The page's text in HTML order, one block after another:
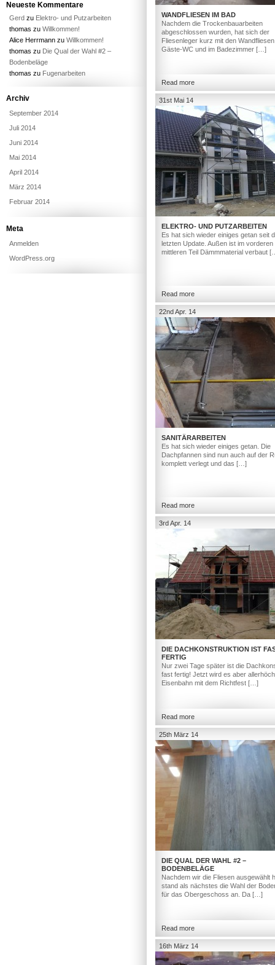
WANDFLIESEN IM BAD
Nachdem die Trockenbauarbeiten
abgeschlossen wurden, hat sich der
Fliesenleger kurz mit den
Gäste-WC und im Badezimmer […]
Read more
31st Mai 14
ELEKTRO- UND PUTZARBEITEN
Es hat sich wieder einiges getan seit
letzten Update. Außen ist im vorderen
mittleren Teil Dämmmaterial verbaut
Read more
22nd Apr. 14
SANITÄRARBEITEN
Es hat sich wieder einiges getan. Die
Dachpfannen sind nun auch auf der
komplett verlegt und das […]
Read more
3rd Apr. 14
DIE DACHKONSTRUKTION IST
FERTIG
Nur zwei Tage später ist die
fast fertig! Jetzt wird es aber
Eisenbahn mit dem Richtfest […]
Read more
25th März 14
DIE QUAL DER WAHL #2 –
BODENBELÄGE
Nachdem wir die Fliesen ausgewählt
stand als nächstes die Wahl der
für das Obergeschoss an. Da […]
Read more
16th März 14
Neueste Kommentare
Gerd zu Elektro- und Putzarbeiten
thomas zu Willkommen!
Alice Herrmann zu Willkommen!
thomas zu Die Qual der Wahl #2 –
Bodenbeläge
thomas zu Fugenarbeiten
Archiv
September 2014
Juli 2014
Juni 2014
Mai 2014
April 2014
März 2014
Februar 2014
Meta
Anmelden
WordPress.org